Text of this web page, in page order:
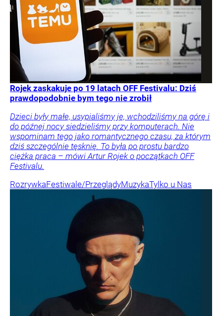
Rojek zaskakuje po 19 latach OFF Festivalu: Dziś
prawdopodobnie bym tego nie zrobił
Dzieci były małe, usypialiśmy je, wchodziliśmy na górę i
do późnej nocy siedzieliśmy przy komputerach. Nie
wspominam tego jako romantycznego czasu, za którym
dziś szczególnie tęsknię. To była po prostu bardzo
ciężka praca – mówi Artur Rojek o początkach OFF
Festivalu.
RozrywkaFestiwale/PrzeglądyMuzykaTylko u Nas